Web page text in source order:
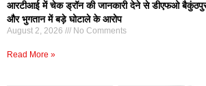
आरटीआई में चेक ड्रॉन की जानकारी देने से डीएफओ बैकुंठपुर
और भुगतान में बड़े घोटाले के आरोप
August 2, 2026 No Comments
Read More »